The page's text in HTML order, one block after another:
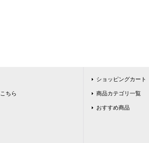
ちら
ショッピングカート
商品カテゴリ一覧
おすすめ商品